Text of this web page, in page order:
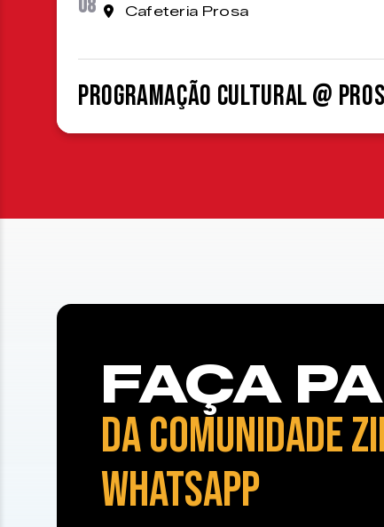
08 Cafeteria Prosa
Programação cultural @
FAÇA
DA COMUNIDADE
WHATSAPP